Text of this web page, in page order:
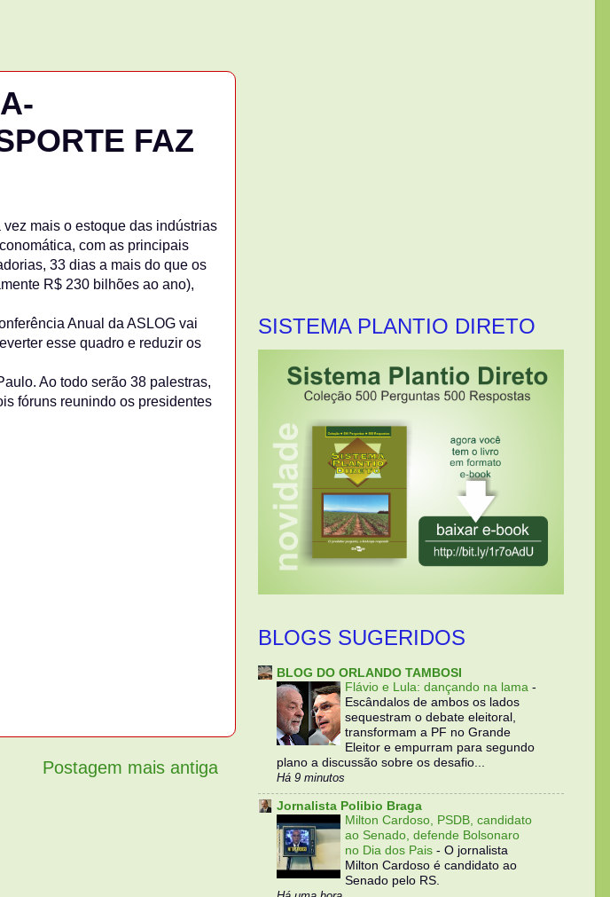
FAZ
mais o estoque das indústrias
com as principais
33 dias a mais do que os
R$ 230 bilhões ao ano),
Anual da ASLOG vai
esse quadro e reduzir os
Ao todo serão 38 palestras,
fóruns reunindo os presidentes
Postagem mais antiga
SISTEMA PLANTIO DIRETO
BLOGS SUGERIDOS
BLOG DO ORLANDO TAMBOSI
Flávio e Lula: dançando na lama -
Escândalos de ambos os lados
sequestram o debate eleitoral,
transformam a PF no Grande
Eleitor e empurram para segundo
plano a discussão sobre os desafio...
Há 9 minutos
Jornalista Polibio Braga
Milton Cardoso, PSDB, candidato
ao Senado, defende Bolsonaro
no Dia dos Pais - O jornalista
Milton Cardoso é candidato ao
Senado pelo RS.